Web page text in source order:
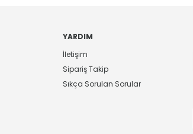
YARDIM
İletişim
Sipariş Takip
Sıkça Sorulan Sorular